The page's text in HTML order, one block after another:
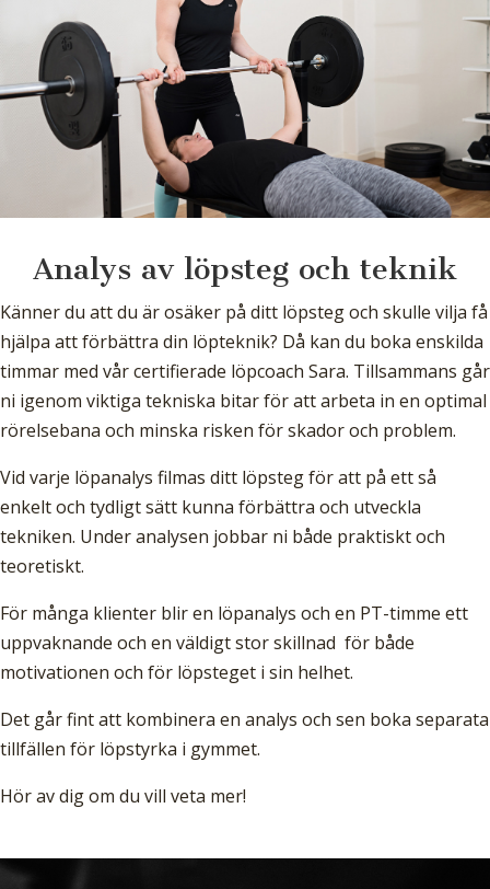
Analys av löpsteg och teknik
Känner du att du är osäker på ditt löpsteg och skulle vilja få
hjälpa att förbättra din löpteknik? Då kan du boka enskilda
timmar med vår certifierade löpcoach Sara. Tillsammans går
ni igenom viktiga tekniska bitar för att arbeta in en optimal
rörelsebana och minska risken för skador och problem.
Vid varje löpanalys filmas ditt löpsteg för att på ett så
enkelt och tydligt sätt kunna förbättra och utveckla
tekniken. Under analysen jobbar ni både praktiskt och
teoretiskt.
För många klienter blir en löpanalys och en PT-timme ett
uppvaknande och en väldigt stor skillnad för både
motivationen och för löpsteget i sin helhet.
Det går fint att kombinera en analys och sen boka separata
tillfällen för löpstyrka i gymmet.
Hör av dig om du vill veta mer!